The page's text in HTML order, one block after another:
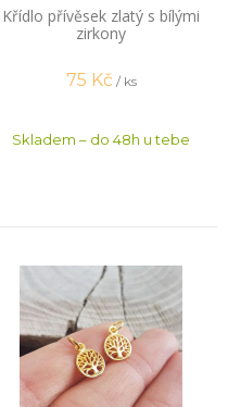
Křídlo přívěsek zlatý s bílými
zirkony
75 Kč / ks
Skladem – do 48h u tebe